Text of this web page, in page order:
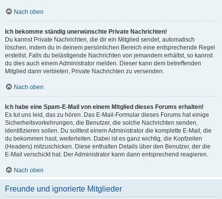
Nach oben
Ich bekomme ständig unerwünschte Private Nachrichten!
Du kannst Private Nachrichten, die dir ein Mitglied sendet, automatisch
löschen, indem du in deinem persönlichen Bereich eine entsprechende Regel
erstellst. Falls du belästigende Nachrichten von jemandem erhältst, so kannst
du dies auch einem Administrator melden. Dieser kann dem betreffenden
Mitglied dann verbieten, Private Nachrichten zu versenden.
Nach oben
Ich habe eine Spam-E-Mail von einem Mitglied dieses Forums erhalten!
Es tut uns leid, das zu hören. Das E-Mail-Formular dieses Forums hat einige
Sicherheitsvorkehrungen, die Benutzer, die solche Nachrichten senden,
identifizieren sollen. Du solltest einem Administrator die komplette E-Mail, die
du bekommen hast, weiterleiten. Dabei ist es ganz wichtig, die Kopfzeilen
(Headers) mitzuschicken. Diese enthalten Details über den Benutzer, der die
E-Mail verschickt hat. Der Administrator kann dann entsprechend reagieren.
Nach oben
Freunde und ignorierte Mitglieder